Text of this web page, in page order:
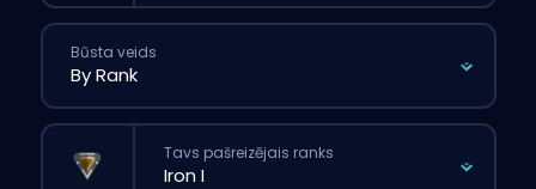
Būsta veids
Tavs pašreizējais ranks